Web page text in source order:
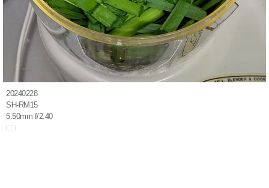
20240228
SH-RM15
5.50mm f/2.40